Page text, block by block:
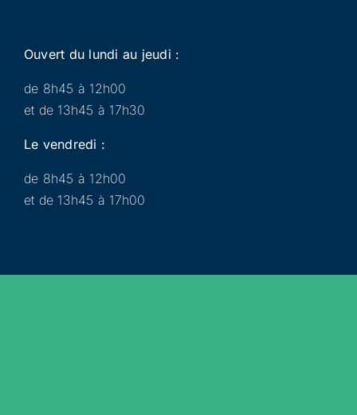
Ouvert du lundi au jeudi :
de 8h45 à 12h00
et de 13h45 à 17h30
Le vendredi :
de 8h45 à 12h00
et de 13h45 à 17h00